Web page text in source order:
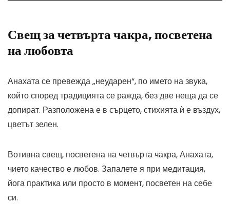
Свещ за четвърта чакра, посветена
на любовта
Анахата се превежда „неударен“, по името на звука,
който според традицията се ражда, без две неща да се
допират. Разположена е в сърцето, стихията ѝ е въздух,
цветът зелен.
Вотивна свещ, посветена на четвърта чакра, Анахата,
чието качество е любов. Запалете я при медитация,
йога практика или просто в момент, посветен на себе
си.